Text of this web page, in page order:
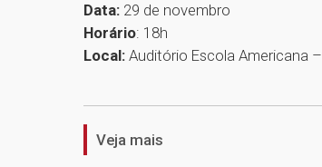
Data: 29 de novembro
Horário: 18h
Local: Auditório Escola Americana –
Veja mais